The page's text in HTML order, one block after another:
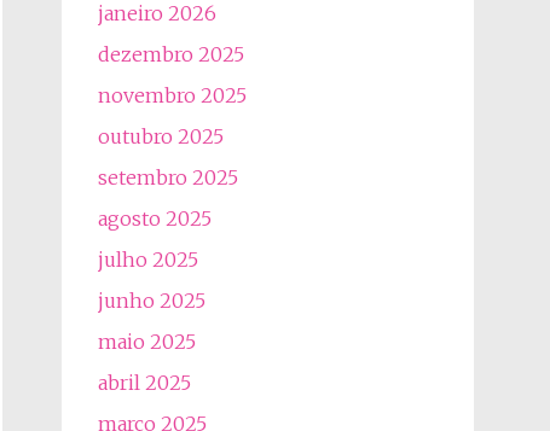
janeiro 2026
dezembro 2025
novembro 2025
outubro 2025
setembro 2025
agosto 2025
julho 2025
junho 2025
maio 2025
abril 2025
março 2025